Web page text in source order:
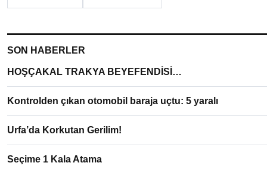
SON HABERLER
HOŞÇAKAL TRAKYA BEYEFENDİSİ…
Kontrolden çıkan otomobil baraja uçtu: 5 yaralı
Urfa’da Korkutan Gerilim!
Seçime 1 Kala Atama